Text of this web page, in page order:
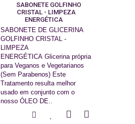
SABONETE GOLFINHO
CRISTAL - LIMPEZA
ENERGÉTICA
SABONETE DE GLICERINA
GOLFINHO CRISTAL -
LIMPEZA
ENERGÉTICA Glicerina própria
para Veganos e Vegetarianos
(Sem Parabenos) Este
Tratamento resulta melhor
usado em conjunto com o
nosso ÓLEO DE..